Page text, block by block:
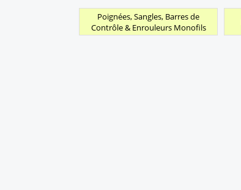
Poignées, Sangles, Barres de
Contrôle & Enrouleurs Monofils